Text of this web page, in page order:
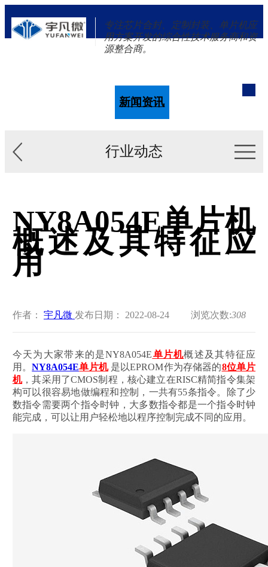
专注芯片合封、定制封装、单片机应
用方案开发的综合性技术服务商和资
源整合商。
新闻资讯
行业动态
NY8A054E单片机
概述及其特征应
用
作者： 宇凡微 发布日期： 2022-08-24 浏览次数:308
今天为大家带来的是NY8A054E单片机概述及其特征应
用。NY8A054E单片机 是以EPROM作为存储器的8位单片
机，其采用了CMOS制程，核心建立在RISC精简指令集架
构可以很容易地做编程和控制，一共有55条指令。除了少
数指令需要两个指令时钟，大多数指令都是一个指令时钟
能完成，可以让用户轻松地以程序控制完成不同的应用。